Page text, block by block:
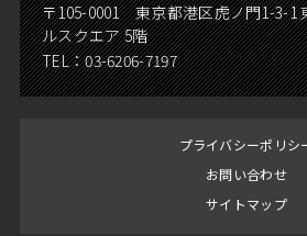
〒105-0001 東京都港区虎ノ門1-3-1
ルスクエア 5階
TEL：03-6206-7197
プライバシーポリシ
お問い合わせ
サイトマップ